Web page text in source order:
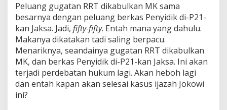
Peluang gugatan RRT dikabulkan MK sama
besarnya dengan peluang berkas Penyidik di-P21-
kan Jaksa. Jadi, fifty-fifty. Entah mana yang dahulu.
Makanya dikatakan tadi saling berpacu.
Menariknya, seandainya gugatan RRT dikabulkan
MK, dan berkas Penyidik di-P21-kan Jaksa. Ini akan
terjadi perdebatan hukum lagi. Akan heboh lagi
dan entah kapan akan selesai kasus ijazah Jokowi
ini?